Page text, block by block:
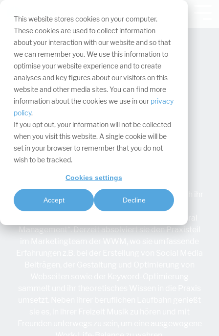
This website stores cookies on your computer.
These cookies are used to collect information
about your interaction with our website and so that
we can remember you. We use this information to
optimise your website experience and to create
analyses and key figures about our visitors on this
website and other media sites. You can find more
information about the cookies we use in our privacy
policy.
If you opt out, your information will not be collected
when you visit this website. A single cookie will be
set in your browser to remember that you do not
wish to be tracked.
Cookies settings
Accept Decline
überspringen.
Maxima Matara
Maxima Matara schloss im Jahr 2023 erfolgreich ihr
Abitur ab und entschied sich für ein
Management“. Derzeit absolviert sie den Praxisteil